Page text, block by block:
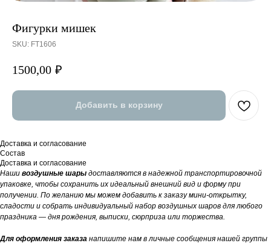
Фигурки мишек
SKU: FT1606
1500,00 ₽
Добавить в корзину
Доставка и согласование
Состав
Доставка и согласование
Наши воздушные шары доставляются в надежной транспортировочной
упаковке, чтобы сохранить их идеальный внешний вид и форму при
получении. По желанию мы можем добавить к заказу мини-открытку,
сладости и собрать индивидуальный набор воздушных шаров для любого
праздника — дня рождения, выписки, сюрприза или торжества.
Для оформления заказа напишите нам в личные сообщения нашей группы